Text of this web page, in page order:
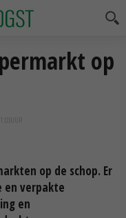
op
op de schop. Er
en verpakte
en